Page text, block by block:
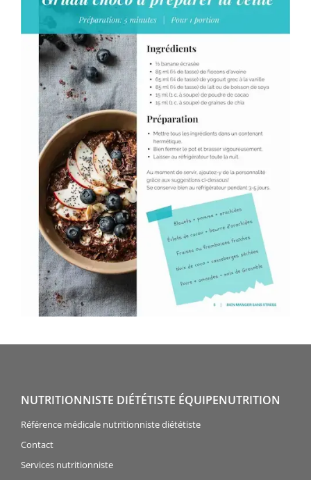
NUTRITIONNISTE DIÉTÉTISTE ÉQUIPENUTRITION
Référence médicale nutritionniste diététiste
Contact
Services nutritionniste